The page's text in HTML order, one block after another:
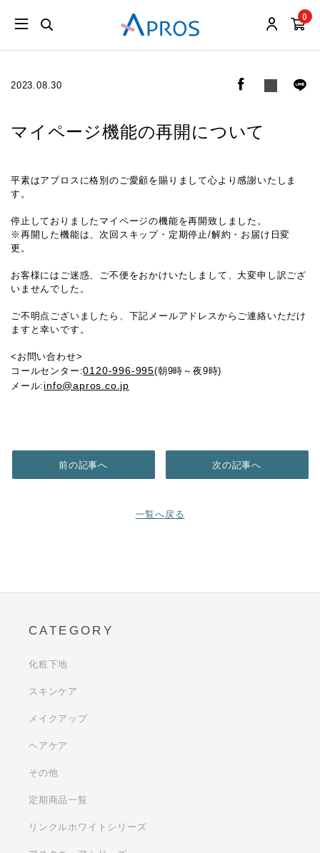
0
2023.08.30
マイページ機能の再開について
平素はアプロスに格別のご愛顧を賜りまして心より感謝いたしま
す。
停止しておりましたマイページの機能を再開致しました。
※再開した機能は、次回スキップ・定期停止/解約・お届け日変
更。
お客様にはご迷惑、ご不便をおかけいたしまして、大変申し訳ござ
いませんでした。
ご不明点ございましたら、下記メールアドレスからご連絡いただけ
ますと幸いです。
<お問い合わせ>
コールセンター:0120-996-995(朝9時～夜9時)
メール: info@apros.co.jp
前の記事へ
一覧へ戻る
次の記事へ
CATEGORY
化粧下地
スキンケア
メイクアップ
ヘアケア
その他
定期商品一覧
リンクルホワイトシリーズ